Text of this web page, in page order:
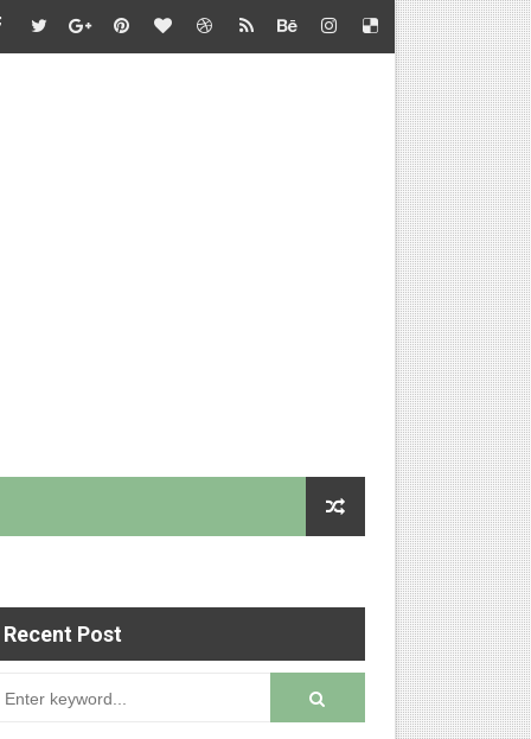
- வழிகாட்டி நெறிமுறைகள் சார்பு - தொடக்கக் கல்வி
சார்பு - பள்ளிக்கல்வி இயக்குநர் செயல்முறைகள்
- அறிவுரை வழங்குதல் சார்பு - தொடக்கக் கல்வி இயக்குநர்
இணையதளத்தில் பதிவு செய்ய 9345616572
Recent Post